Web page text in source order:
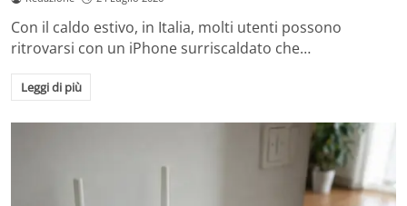
Con il caldo estivo, in Italia, molti utenti possono
ritrovarsi con un iPhone surriscaldato che…
Leggi di più